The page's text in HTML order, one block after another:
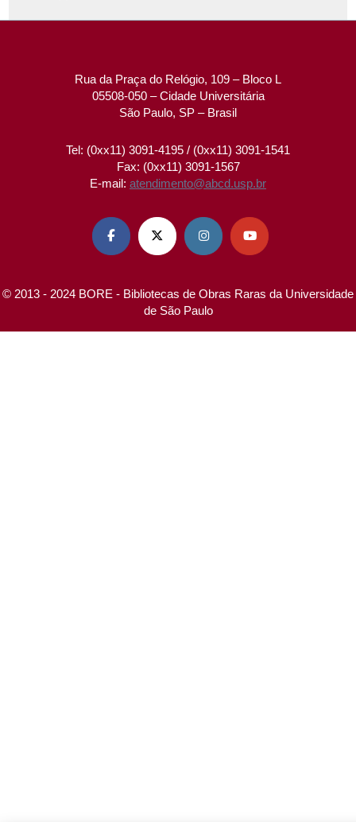
Rua da Praça do Relógio, 109 – Bloco L
05508-050 – Cidade Universitária
São Paulo, SP – Brasil
Tel: (0xx11) 3091-4195 / (0xx11) 3091-1541
Fax: (0xx11) 3091-1567
E-mail: atendimento@abcd.usp.br
   
© 2013 - 2024 BORE - Bibliotecas de Obras Raras da Universidade
de São Paulo